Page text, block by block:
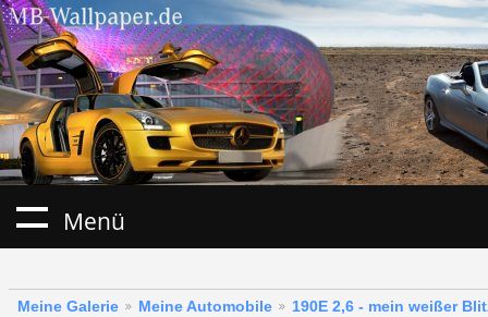
Menü
Meine Galerie Meine Automobile 190E 2,6 - mein weißer